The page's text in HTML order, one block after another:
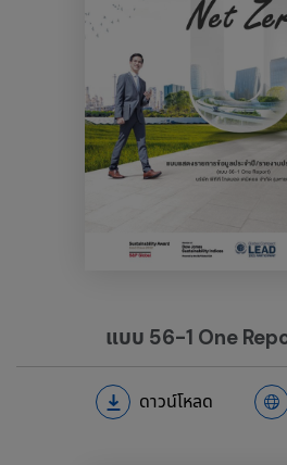
แบบ 56-1 One
ดาวน์โหลด